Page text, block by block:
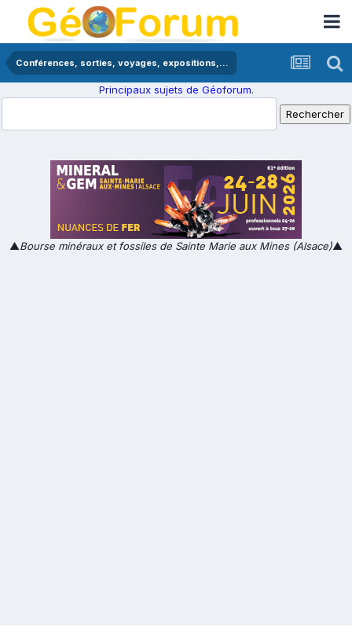
Conférences, sorties, voyages, expositions,...
Principaux sujets de Géoforum.
▲Bourse minéraux et fossiles de Sainte Marie aux Mines (Alsace)▲